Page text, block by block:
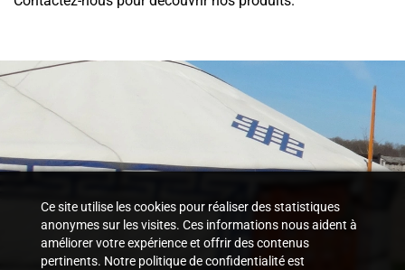
Ce site utilise les cookies pour réaliser des statistiques
anonymes sur les visites. Ces informations nous aident à
améliorer votre expérience et offrir des contenus
pertinents. Notre politique de confidentialité est